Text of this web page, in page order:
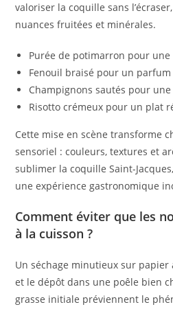
valoriser la coquille sans
nuances fruitées et minérales.
Purée de potimarron pour
Fenouil braisé pour un parfum
Champignons sautés pour
Risotto crémeux pour un plat
Cette mise en scène transforme
sensoriel : couleurs, textures et
sublimer la coquille Saint-
une expérience gastronomique
Comment éviter que les
à la cuisson ?
Un séchage minutieux sur
et le dépôt dans une poêle bien
grasse initiale préviennent le